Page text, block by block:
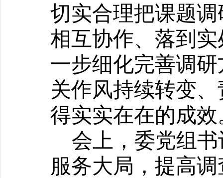
切实合理把课题
相互协作、落到
一步细化完善调
关作风持续转变
得实实在在的成效
会上，委党组
服务大局，提高